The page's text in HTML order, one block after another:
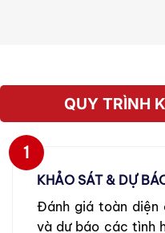
QUY TRÌNH
1
KHẢO SÁT & DỰ
Đánh giá toàn diện
và dự báo các tình